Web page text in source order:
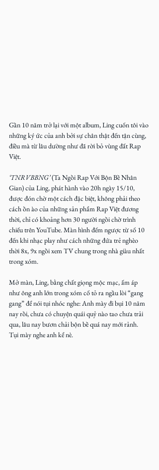
Gần 10 năm trở lại với một album, Ling cuốn tôi vào
những ký ức của anh bởi sự chân thật đến tận cùng,
điều mà từ lâu dường như đã rời bỏ vùng đất Rap
Việt.
‘TNRVBBNG’ (Ta Ngồi Rap Với Bộn Bề Nhân
Gian) của Ling, phát hành vào 20h ngày 15/10,
được đón chờ một cách đặc biệt, không phải theo
cách ồn ào của những sản phẩm Rap Việt đương
thời, chỉ có khoảng hơn 30 người ngồi chờ trình
chiếu trên YouTube. Màn hình đếm ngược từ số 10
đến khi nhạc play như cách những đứa trẻ nghèo
thời 8x, 9x ngồi xem TV chung trong nhà giàu nhất
trong xóm.
Mở màn, Ling, bằng chất giọng mộc mạc, ấm áp
như ông anh lớn trong xóm cố tỏ ra ngầu lòi “gang
gang” để nói tụi nhóc nghe: Anh mày đi bụi 10 năm
nay rồi, chưa có chuyện quái quỷ nào tao chưa trải
qua, lâu nay bươn chải bộn bề quá nay mới rảnh.
Tụi mày nghe anh kể nè.